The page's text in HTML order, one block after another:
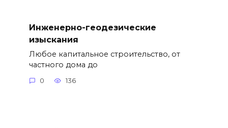
Инженерно-геодезические
изыскания
Любое капитальное строительство, от
частного дома до
0 136